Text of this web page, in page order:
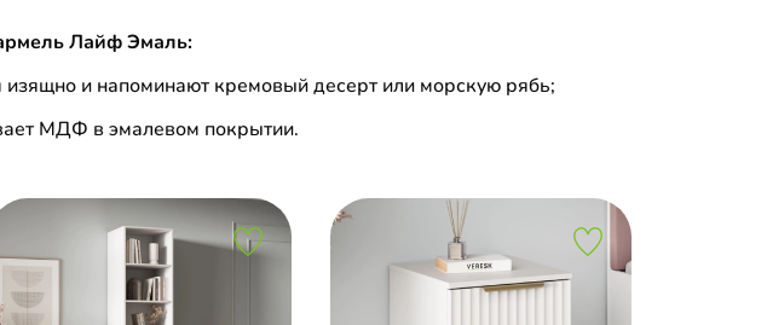
Лайф Эмаль:
и напоминают кремовый десерт или морскую рябь;
МДФ в эмалевом покрытии.